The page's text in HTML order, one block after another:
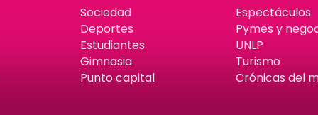
Sociedad
Deportes
Estudiantes
Gimnasia
Punto capital
Espectáculos
Pymes y
UNLP
Turismo
Crónicas del